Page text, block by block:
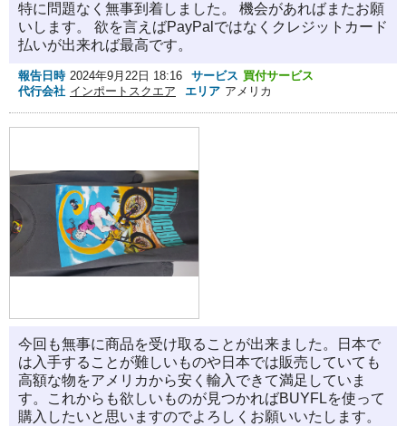
特に問題なく無事到着しました。 機会があればまたお願
いします。 欲を言えばPayPalではなくクレジットカード
払いが出来れば最高です。
報告日時 2024年9月22日 18:16 サービス 買付サービス
代行会社 インポートスクエア エリア アメリカ
今回も無事に商品を受け取ることが出来ました。日本で
は入手することが難しいものや日本では販売していても
高額な物をアメリカから安く輸入できて満足していま
す。これからも欲しいものが見つかればBUYFLを使って
購入したいと思いますのでよろしくお願いいたします。